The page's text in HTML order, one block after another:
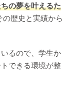
の夢を叶えるた
歴史と実績から
いるので、学生か
できる環境が整